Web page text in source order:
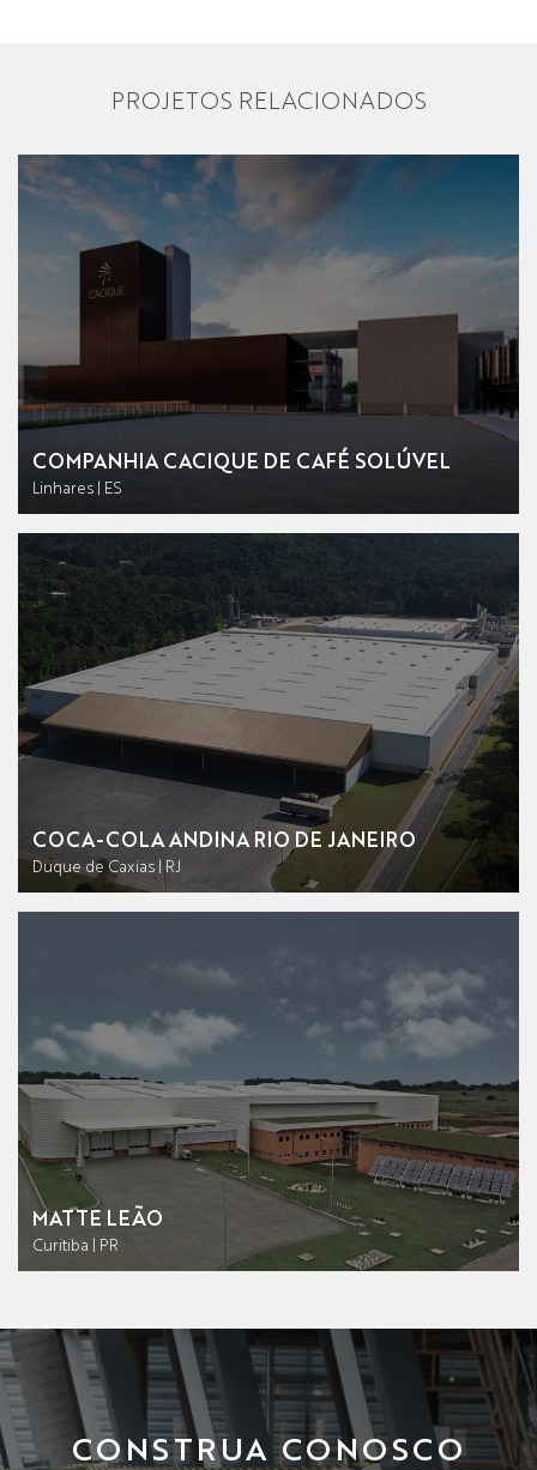
PROJETOS RELACIONADOS
COMPANHIA CACIQUE DE CAFÉ SOLÚVEL
Linhares | ES
COCA-COLA ANDINA RIO DE JANEIRO
Duque de Caxias | RJ
MATTE LEÃO
Curitiba | PR
CONSTRUA CONOSCO